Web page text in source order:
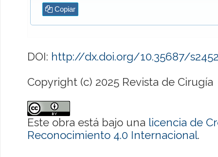
Copiar
DOI: http://dx.doi.org/10.35687/
Copyright (c) 2025 Revista de Cirugía
Este obra está bajo una licencia de
Reconocimiento 4.0 Internacional.